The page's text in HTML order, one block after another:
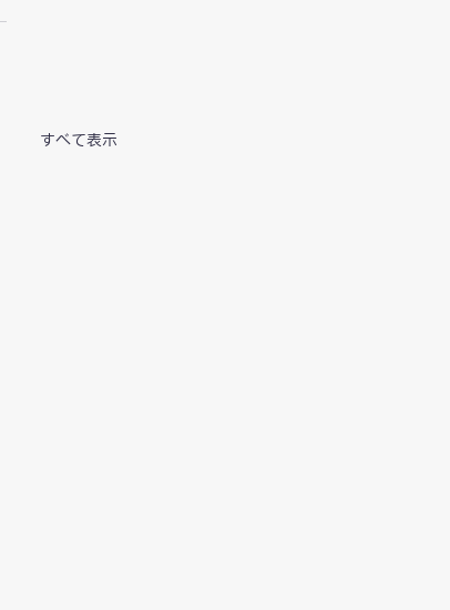
すべて表示